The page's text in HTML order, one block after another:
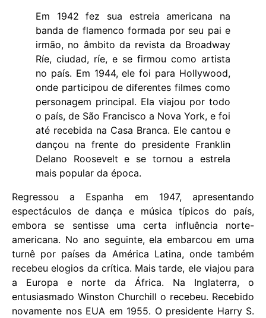
Em 1942 fez sua estreia americana na
banda de flamenco formada por seu pai e
irmão, no âmbito da revista da Broadway
Ríe, ciudad, ríe, e se firmou como artista
no país. Em 1944, ele foi para Hollywood,
onde participou de diferentes filmes como
personagem principal. Ela viajou por todo
o país, de São Francisco a Nova York, e foi
até recebida na Casa Branca. Ele cantou e
dançou na frente do presidente Franklin
Delano Roosevelt e se tornou a estrela
mais popular da época.
Regressou a Espanha em 1947, apresentando
espectáculos de dança e música típicos do país,
embora se sentisse uma certa influência norte-
americana. No ano seguinte, ela embarcou em uma
turnê por países da América Latina, onde também
recebeu elogios da crítica. Mais tarde, ele viajou para
a Europa e norte da África. Na Inglaterra, o
entusiasmado Winston Churchill o recebeu. Recebido
novamente nos EUA em 1955. O presidente Harry S.